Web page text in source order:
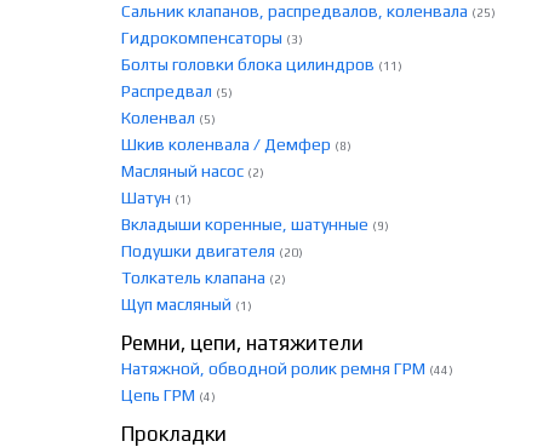
Сальник клапанов, распредвалов, коленвала (25)
Гидрокомпенсаторы (3)
Болты головки блока цилиндров (11)
Распредвал (5)
Коленвал (5)
Шкив коленвала / Демфер (8)
Масляный насос (2)
Шатун (1)
Вкладыши коренные, шатунные (9)
Подушки двигателя (20)
Толкатель клапана (2)
Щуп масляный (1)
Ремни, цепи, натяжители
Натяжной, обводной ролик ремня ГРМ (44)
Цепь ГРМ (4)
Прокладки